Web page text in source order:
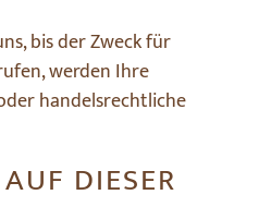
bis der Zweck für
werden Ihre
handelsrechtliche
DIESER